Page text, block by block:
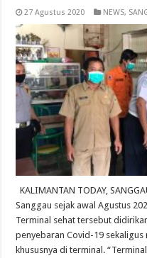
27 Agustus 2020 NEWS,
KALIMANTAN TODAY,
Sanggau sejak awal Agustus
Terminal sehat tersebut
penyebaran Covid-19
khususnya di terminal.